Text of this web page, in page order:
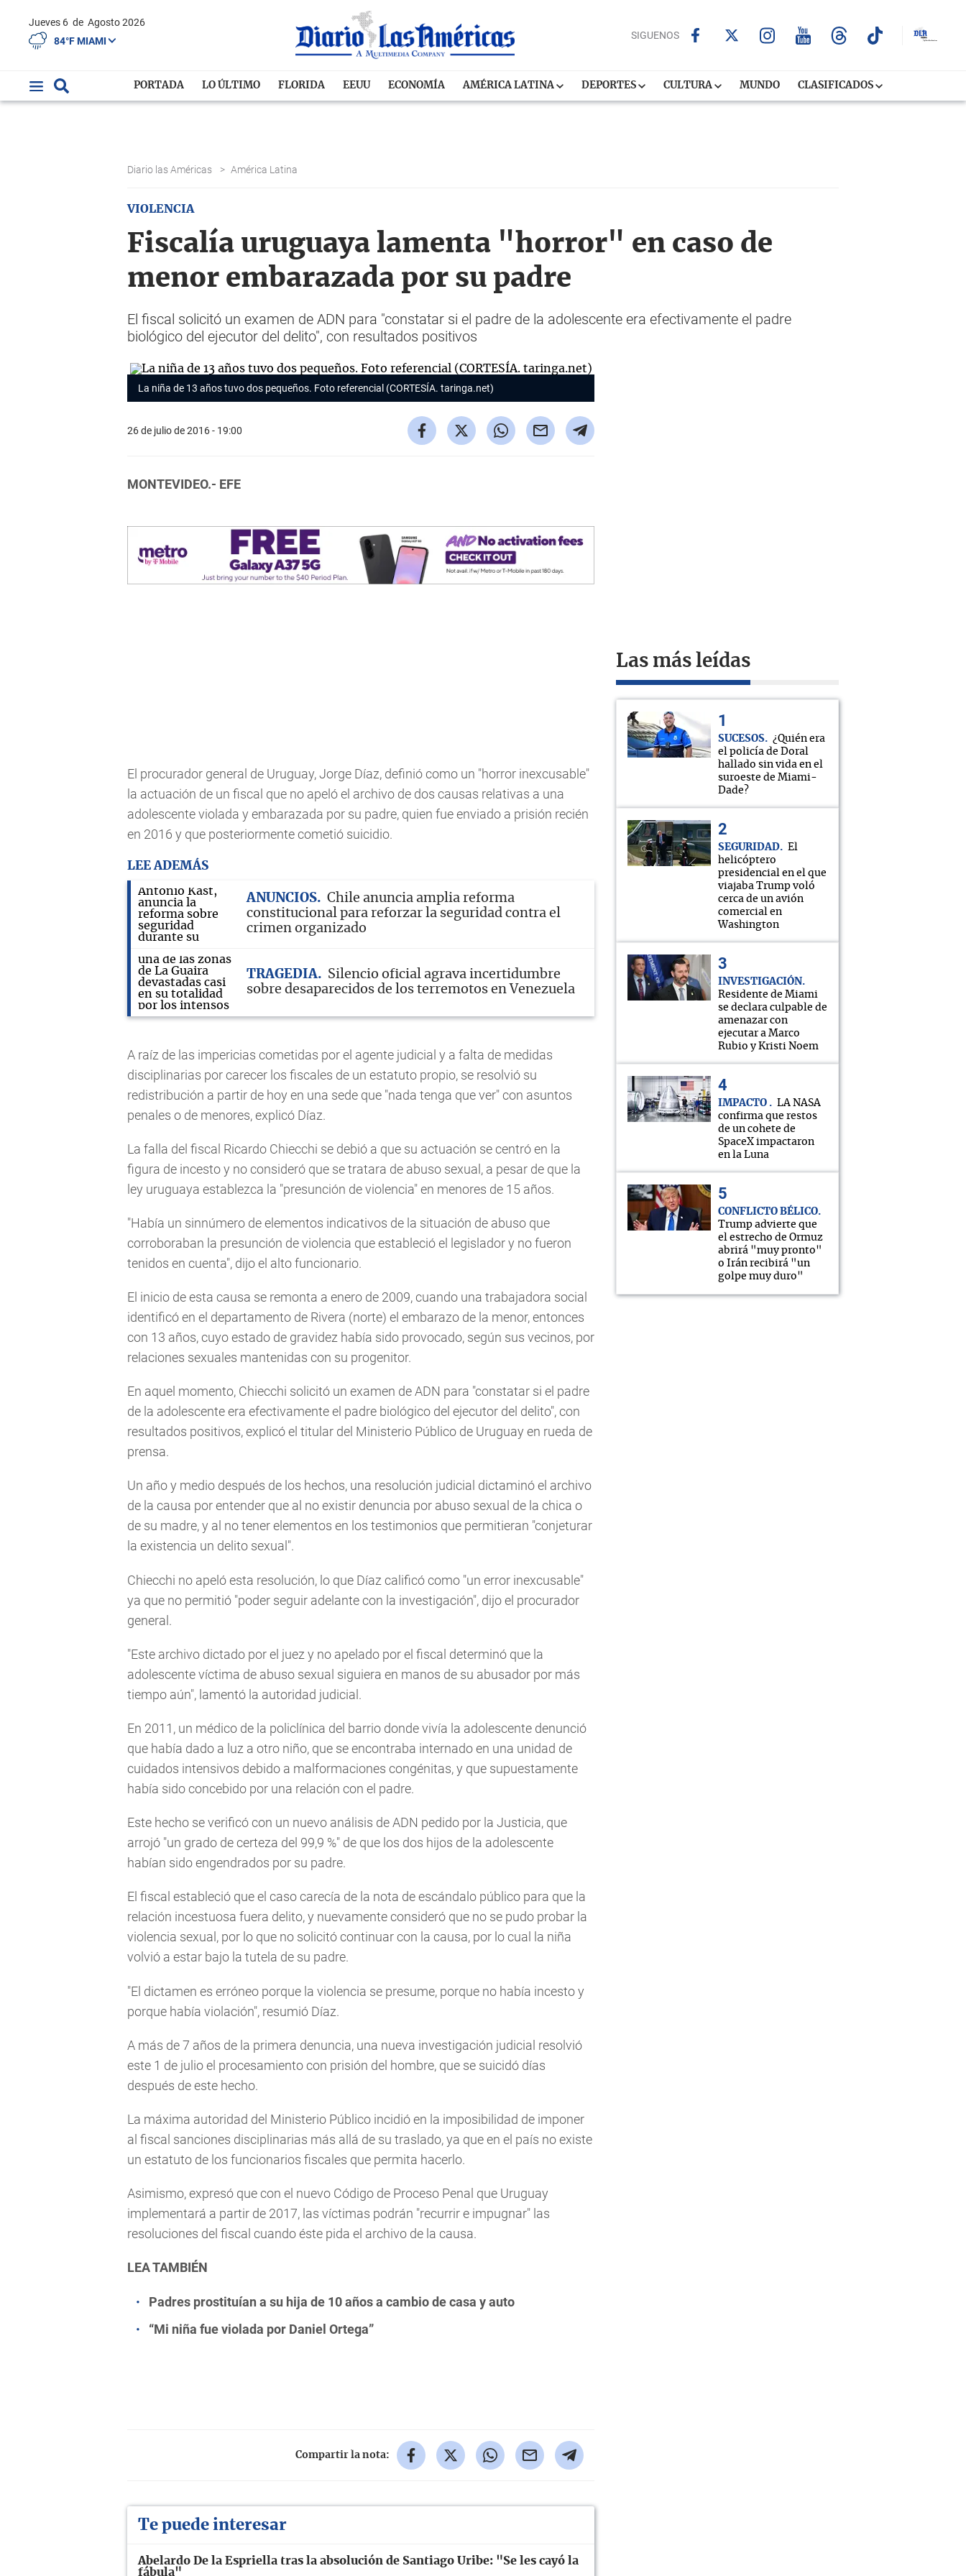
Jueves 6 de Agosto 2026
84°F MIAMI
SIGUENOS
PORTADA LO ÚLTIMO FLORIDA EEUU ECONOMÍA AMÉRICA LATINA DEPORTES CULTURA MUNDO CLASIFICADOS
Diario las Américas > América Latina
VIOLENCIA
Fiscalía uruguaya lamenta "horror" en caso de
menor embarazada por su padre
El fiscal solicitó un examen de ADN para "constatar si el padre de la adolescente era efectivamente el padre
biológico del ejecutor del delito", con resultados positivos
La niña de 13 años tuvo dos pequeños. Foto referencial (CORTESÍA. taringa.net)
26 de julio de 2016 - 19:00
MONTEVIDEO.- EFE
El procurador general de Uruguay, Jorge Díaz, definió como un "horror inexcusable"
la actuación de un fiscal que no apeló el archivo de dos causas relativas a una
adolescente violada y embarazada por su padre, quien fue enviado a prisión recién
en 2016 y que posteriormente cometió suicidio.
LEE ADEMÁS
ANUNCIOS
Chile anuncia amplia reforma
constitucional para reforzar la seguridad contra el
crimen organizado
TRAGEDIA
Silencio oficial agrava incertidumbre
sobre desaparecidos de los terremotos en Venezuela
A raíz de las impericias cometidas por el agente judicial y a falta de medidas
disciplinarias por carecer los fiscales de un estatuto propio, se resolvió su
redistribución a partir de hoy en una sede que "nada tenga que ver" con asuntos
penales o de menores, explicó Díaz.
La falla del fiscal Ricardo Chiecchi se debió a que su actuación se centró en la
figura de incesto y no consideró que se tratara de abuso sexual, a pesar de que la
ley uruguaya establezca la "presunción de violencia" en menores de 15 años.
"Había un sinnúmero de elementos indicativos de la situación de abuso que
corroboraban la presunción de violencia que estableció el legislador y no fueron
tenidos en cuenta", dijo el alto funcionario.
El inicio de esta causa se remonta a enero de 2009, cuando una trabajadora social
identificó en el departamento de Rivera (norte) el embarazo de la menor, entonces
con 13 años, cuyo estado de gravidez había sido provocado, según sus vecinos, por
relaciones sexuales mantenidas con su progenitor.
En aquel momento, Chiecchi solicitó un examen de ADN para "constatar si el padre
de la adolescente era efectivamente el padre biológico del ejecutor del delito", con
resultados positivos, explicó el titular del Ministerio Público de Uruguay en rueda de
prensa.
Un año y medio después de los hechos, una resolución judicial dictaminó el archivo
de la causa por entender que al no existir denuncia por abuso sexual de la chica o
de su madre, y al no tener elementos en los testimonios que permitieran "conjeturar
la existencia un delito sexual".
Chiecchi no apeló esta resolución, lo que Díaz calificó como "un error inexcusable"
ya que no permitió "poder seguir adelante con la investigación", dijo el procurador
general.
"Este archivo dictado por el juez y no apelado por el fiscal determinó que la
adolescente víctima de abuso sexual siguiera en manos de su abusador por más
tiempo aún", lamentó la autoridad judicial.
En 2011, un médico de la policlínica del barrio donde vivía la adolescente denunció
que había dado a luz a otro niño, que se encontraba internado en una unidad de
cuidados intensivos debido a malformaciones congénitas, y que supuestamente
había sido concebido por una relación con el padre.
Este hecho se verificó con un nuevo análisis de ADN pedido por la Justicia, que
arrojó "un grado de certeza del 99,9 %" de que los dos hijos de la adolescente
habían sido engendrados por su padre.
El fiscal estableció que el caso carecía de la nota de escándalo público para que la
relación incestuosa fuera delito, y nuevamente consideró que no se pudo probar la
violencia sexual, por lo que no solicitó continuar con la causa, por lo cual la niña
volvió a estar bajo la tutela de su padre.
"El dictamen es erróneo porque la violencia se presume, porque no había incesto y
porque había violación", resumió Díaz.
A más de 7 años de la primera denuncia, una nueva investigación judicial resolvió
este 1 de julio el procesamiento con prisión del hombre, que se suicidó días
después de este hecho.
La máxima autoridad del Ministerio Público incidió en la imposibilidad de imponer
al fiscal sanciones disciplinarias más allá de su traslado, ya que en el país no existe
un estatuto de los funcionarios fiscales que permita hacerlo.
Asimismo, expresó que con el nuevo Código de Proceso Penal que Uruguay
implementará a partir de 2017, las víctimas podrán "recurrir e impugnar" las
resoluciones del fiscal cuando éste pida el archivo de la causa.
LEA TAMBIÉN
Padres prostituían a su hija de 10 años a cambio de casa y auto
“Mi niña fue violada por Daniel Ortega”
Compartir la nota:
Te puede interesar
Abelardo De la Espriella tras la absolución de Santiago Uribe: "Se les cayó la
fábula"
Las más leídas
SUCESOS
¿Quién era
el policía de Doral
hallado sin vida en el
suroeste de Miami-
Dade?
SEGURIDAD
El
helicóptero
presidencial en el que
viajaba Trump voló
cerca de un avión
comercial en
Washington
INVESTIGACIÓN
Residente de Miami
se declara culpable de
amenazar con
ejecutar a Marco
Rubio y Kristi Noem
IMPACTO
LA NASA
confirma que restos
de un cohete de
SpaceX impactaron
en la Luna
CONFLICTO BÉLICO
Trump advierte que
el estrecho de Ormuz
abrirá "muy pronto"
o Irán recibirá "un
golpe muy duro"